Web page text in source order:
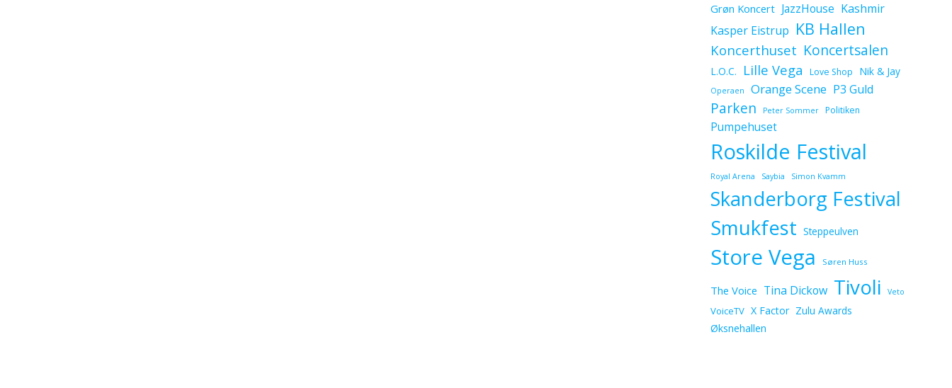
Grøn Koncert JazzHouse Kashmir
Kasper Eistrup KB Hallen
Koncerthuset Koncertsalen
L.O.C. Lille Vega Love Shop Nik & Jay
Operaen Orange Scene P3 Guld
Parken Peter Sommer Politiken
Pumpehuset
Roskilde Festival
Royal Arena Saybia Simon Kvamm
Skanderborg Festival
Smukfest Steppeulven
Store Vega Søren Huss
The Voice Tina Dickow Tivoli Veto
VoiceTV X Factor Zulu Awards
Øksnehallen